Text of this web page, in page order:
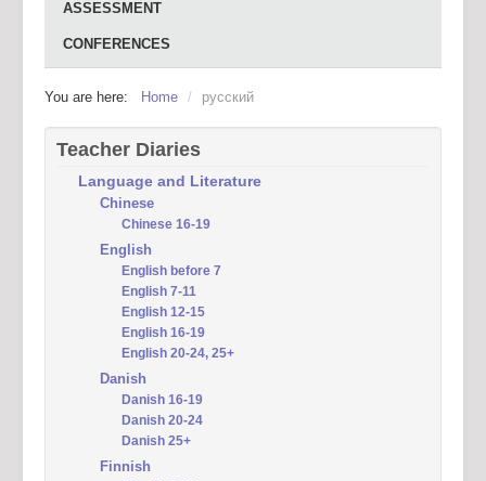
ASSESSMENT
CONFERENCES
You are here: Home / русский
Teacher Diaries
Language and Literature
Chinese
Chinese 16-19
English
English before 7
English 7-11
English 12-15
English 16-19
English 20-24, 25+
Danish
Danish 16-19
Danish 20-24
Danish 25+
Finnish